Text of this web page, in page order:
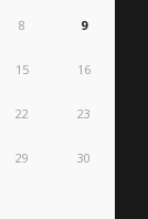
8 9
15 16
22 23
29 30